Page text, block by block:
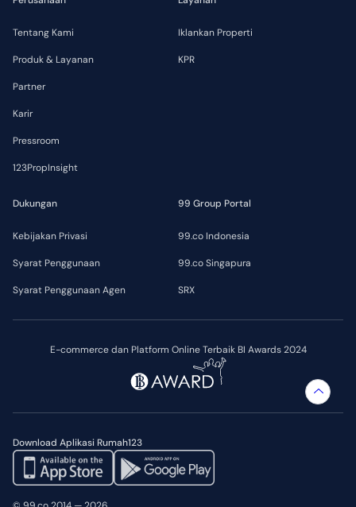
E-commerce dan Platform Online Terbaik BI Awards 2024
Download Aplikasi Rumah123
Tentang Kami
Produk & Layanan
Partner
Karir
Pressroom
123PropInsight
Iklankan Properti
KPR
Dukungan
Kebijakan Privasi
Syarat Penggunaan
Syarat Penggunaan Agen
99 Group Portal
99.co Indonesia
99.co Singapura
SRX